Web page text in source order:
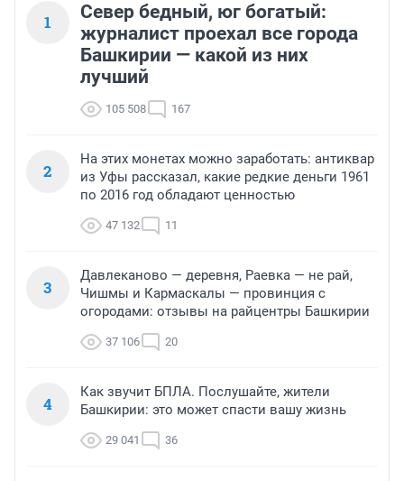
1
Север бедный, юг богатый:
журналист проехал все города
Башкирии — какой из них
лучший
105 508 167
2
На этих монетах можно заработать: антиквар
из Уфы рассказал, какие редкие деньги 1961
по 2016 год обладают ценностью
47 132 11
3
Давлеканово — деревня, Раевка — не рай,
Чишмы и Кармаскалы — провинция с
огородами: отзывы на райцентры Башкирии
37 106 20
4
Как звучит БПЛА. Послушайте, жители
Башкирии: это может спасти вашу жизнь
29 041 36